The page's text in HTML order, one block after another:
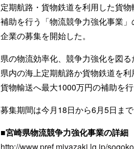
定期航路・貨物鉄道を利用した貨物
補助を行う「物流競争力強化事業」
企業の募集を開始した。
県の物流効率化、競争力強化を図る
県内の海上定期航路か貨物鉄道を利
貨物輸送へ最大1000万円の補助を行
募集期間は今月18日から6月5日まで
■宮崎県物流競争力強化事業の詳細